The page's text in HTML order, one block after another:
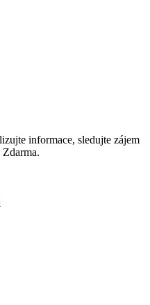
informace, sledujte zájem